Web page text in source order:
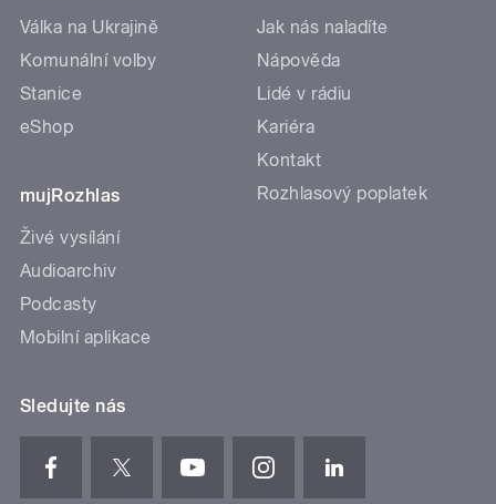
Válka na Ukrajině
Komunální volby
Stanice
eShop
mujRozhlas
Živé vysílání
Audioarchiv
Podcasty
Mobilní aplikace
Jak nás naladíte
Nápověda
Lidé v rádiu
Kariéra
Kontakt
Rozhlasový poplatek
Sledujte nás